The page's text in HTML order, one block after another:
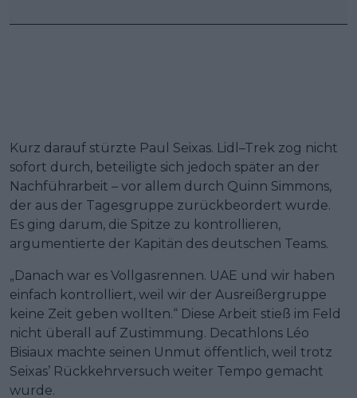
Kurz darauf stürzte Paul Seixas. Lidl–Trek zog nicht
sofort durch, beteiligte sich jedoch später an der
Nachführarbeit – vor allem durch Quinn Simmons,
der aus der Tagesgruppe zurückbeordert wurde.
Es ging darum, die Spitze zu kontrollieren,
argumentierte der Kapitän des deutschen Teams.
„Danach war es Vollgasrennen. UAE und wir haben
einfach kontrolliert, weil wir der Ausreißergruppe
keine Zeit geben wollten.“ Diese Arbeit stieß im Feld
nicht überall auf Zustimmung. Decathlons Léo
Bisiaux machte seinen Unmut öffentlich, weil trotz
Seixas’ Rückkehrversuch weiter Tempo gemacht
wurde.